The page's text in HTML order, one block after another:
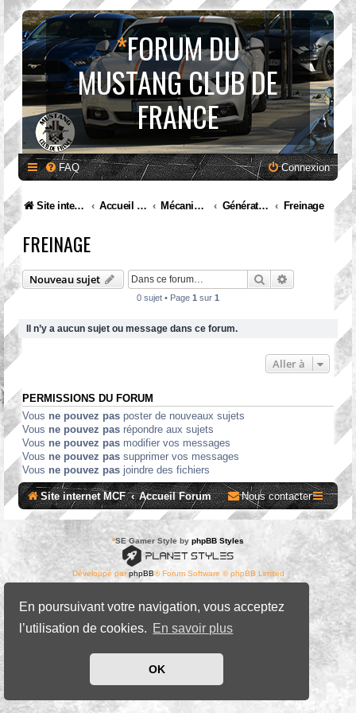
En poursuivant votre navigation, vous acceptez
l’utilisation de cookies. En savoir plus
OK
*FORUM DU
MUSTANG CLUB DE
FRANCE
FAQ Connexion
Site internet MCF Accueil Forum Mécanique et entretien Génération II. Mustang (1974 à 1978) Freinage
FREINAGE
Nouveau sujet RechercherRecherche
0 sujet • Page 1 sur 1
Il n’y a aucun sujet ou message dans ce forum.
Aller à
PERMISSIONS DU FORUM
Vous ne pouvez pas poster de nouveaux sujets
Vous ne pouvez pas répondre aux sujets
Vous ne pouvez pas modifier vos messages
Vous ne pouvez pas supprimer vos messages
Vous ne pouvez pas joindre des fichiers
Site internet MCF Accueil Forum Nous contacter
*SE Gamer Style by phpBB Styles
Développé parphpBB® Forum Software © phpBB Limited
Confidentialité|